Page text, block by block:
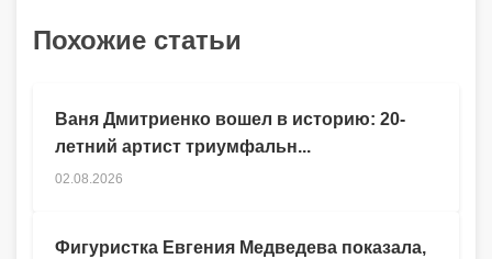
Похожие статьи
Ваня Дмитриенко вошел в историю: 20-
летний артист триумфальн...
02.08.2026
Фигуристка Евгения Медведева показала,